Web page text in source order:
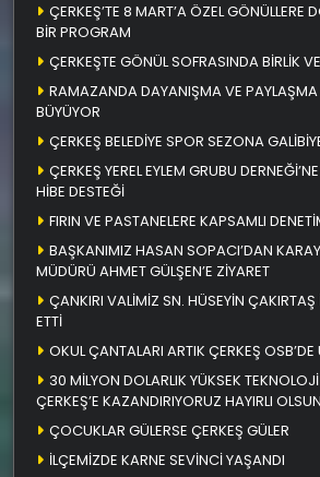
ÇERKEŞ’TE 8 MART’A ÖZEL GÖNÜLLERE
BİR PROGRAM
ÇERKEŞTE GÖNÜL SOFRASINDA BİRLİK
RAMAZANDA DAYANIŞMA VE PAYLAŞMA
BÜYÜYOR
ÇERKEŞ BELEDİYE SPOR SEZONA
ÇERKEŞ YEREL EYLEM GRUBU
HİBE DESTEĞİ
FIRIN VE PASTANELERE KAPSAMLI
BAŞKANIMIZ HASAN SOPACI’DAN
MÜDÜRÜ AHMET GÜLŞEN’E ZİYARET
ÇANKIRI VALİMİZ SN. HÜSEYİN ÇAKIRTAŞ
ETTİ
OKUL ÇANTALARI ARTIK ÇERKEŞ OSB’DE
30 MİLYON DOLARLIK YÜKSEK
ÇERKEŞ’E KAZANDIRIYORUZ HAYIRLI OLSUN
ÇOCUKLAR GÜLERSE ÇERKEŞ GÜLER
İLÇEMİZDE KARNE SEVİNCİ YAŞANDI